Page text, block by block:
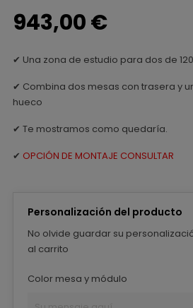
943,00 €
✔ Una zona de estudio para dos de
✔ Combina dos mesas con trasera y
hueco
✔ Te mostramos como quedaría.
✔ OPCIÓN DE MONTAJE CONSULTAR
Personalización del producto
No olvide guardar su
al carrito
Color mesa y módulo